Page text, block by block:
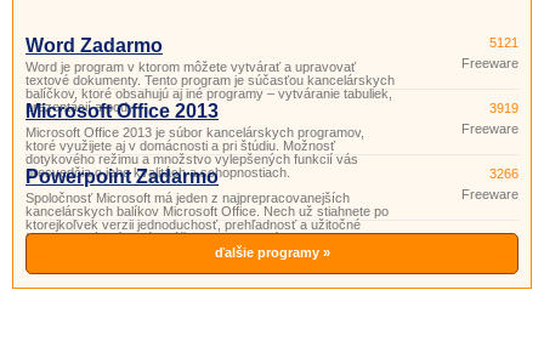
Word Zadarmo
Word je program v ktorom môžete vytvárať a upravovať
textové dokumenty. Tento program je súčasťou kancelárskych
balíčkov, ktoré obsahujú aj iné programy – vytváranie tabuliek,
prezentácií a pod.
5121
Freeware
Microsoft Office 2013
Microsoft Office 2013 je súbor kancelárskych programov,
ktoré využijete aj v domácnosti a pri štúdiu. Možnosť
dotykového režimu a množstvo vylepšených funkcií vás
presvedčia o jeho kvalitách a schopnostiach.
3919
Freeware
Powerpoint Zadarmo
Spoločnosť Microsoft má jeden z najprepracovanejších
kancelárskych balíkov Microsoft Office. Nech už stiahnete po
ktorejkoľvek verzii jednoduchosť, prehľadnosť a užitočné
funkcie si vás získajú. Súčasťou tohto balíka je aj program
PowerPoint. Powerpoint je program vhodný na prípravu
3266
Freeware
ďalšie programy »